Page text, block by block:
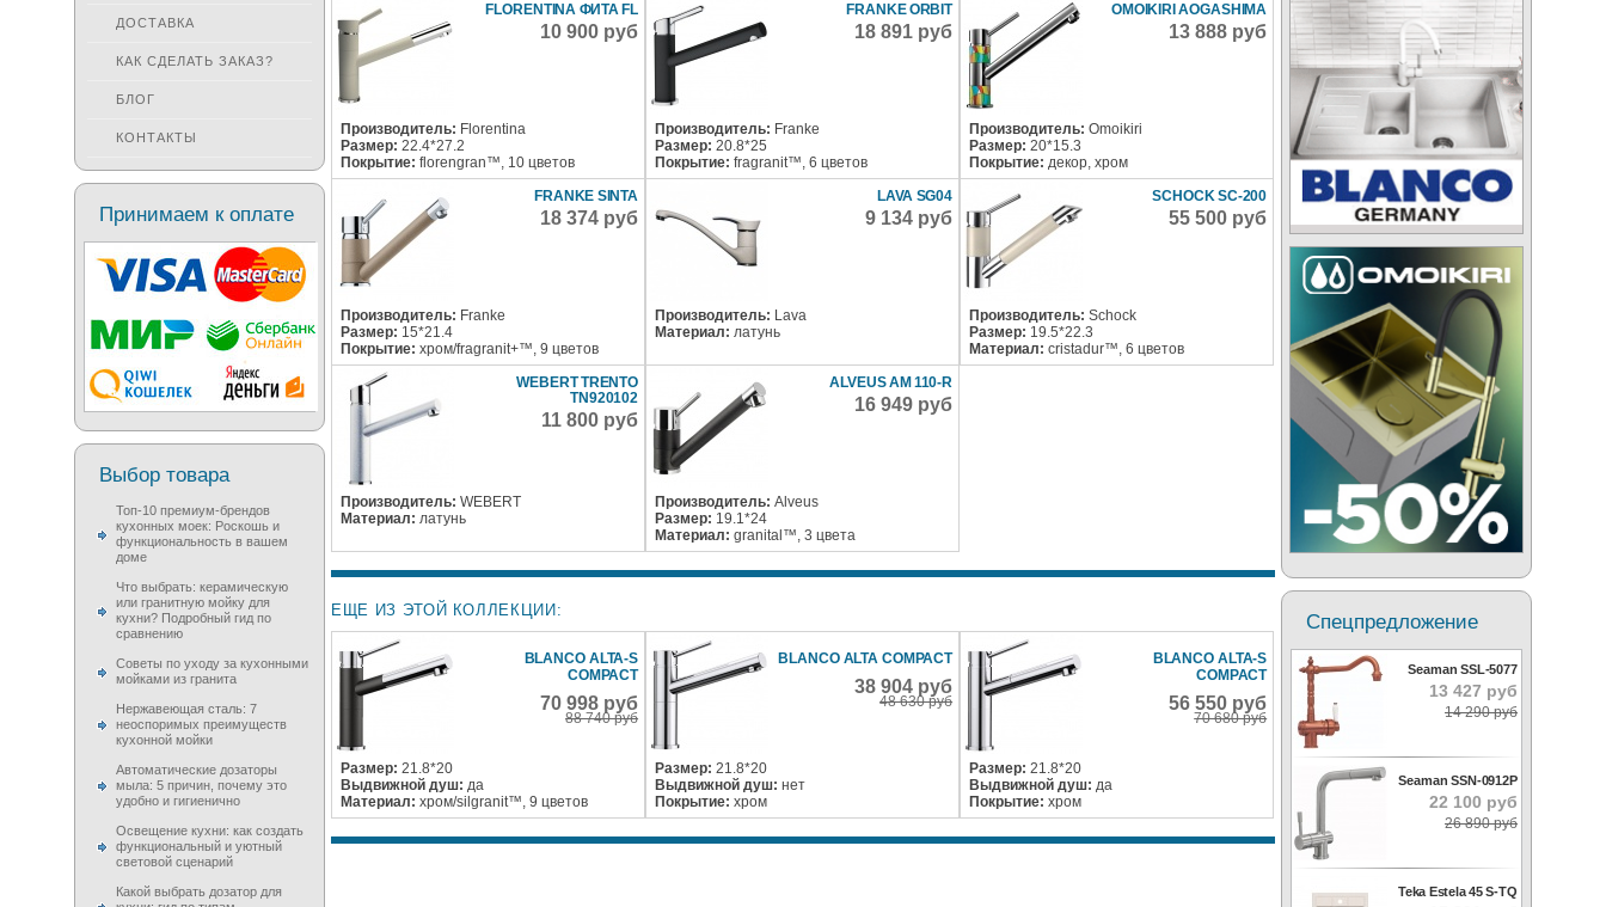
FLORENTINA ФИТА FL
10 900 руб
Производитель: Florentina
Размер: 22.4*27.2
Покрытие: florengran™, 10 цветов
FRANKE ORBIT
18 891 руб
Производитель: Franke
Размер: 20.8*25
Покрытие:fragranit™, 6 цветов
OMOIKIRI AOGASHIMA
13 888 руб
Производитель: Omoikiri
Размер: 20*15.3
Покрытие:декор, хром
FRANKE SINTA
18 374 руб
Производитель: Franke
Размер: 15*21.4
Покрытие: хром/fragranit+™, 9 цветов
LAVA SG04
9 134 руб
Производитель: Lava
Материал:латунь
SCHOCK SC-200
55 500 руб
Производитель: Schock
Размер: 19.5*22.3
Материал:cristadur™, 6 цветов
WEBERT TRENTO
TN920102
11 800 руб
Производитель: WEBERT
Материал: латунь
ALVEUS AM 110-R
16 949 руб
Производитель: Alveus
Размер: 19.1*24
Материал:granital™, 3 цвета
ЕЩЕ ИЗ ЭТОЙ КОЛЛЕКЦИИ:
BLANCO ALTA-S
COMPACT
70 998 руб
88 740 руб
Размер: 21.8*20
Выдвижной душ: да
Материал: хром/silgranit™, 9 цветов
BLANCO ALTA COMPACT
38 904 руб
48 630 руб
Размер: 21.8*20
Выдвижной душ:нет
Покрытие:хром
BLANCO ALTA-S
COMPACT
56 550 руб
70 680 руб
Размер: 21.8*20
Выдвижной душ:да
Покрытие:хром
ДОСТАВКА
КАК СДЕЛАТЬ ЗАКАЗ?
БЛОГ
КОНТАКТЫ
Принимаем к оплате
Выбор товара
Топ-10 премиум-брендов
кухонных моек: Роскошь и
функциональность в вашем
доме
Что выбрать: керамическую
или гранитную мойку для
кухни? Подробный гид по
сравнению
Советы по уходу за кухонными
мойками из гранита
Нержавеющая сталь: 7
неоспоримых преимуществ
кухонной мойки
Автоматические дозаторы
мыла: 5 причин, почему это
удобно и гигиенично
Освещение кухни: как создать
функциональный и уютный
световой сценарий
Какой выбрать дозатор для
Спецпредложение
Seaman SSL-5077
13 427 руб
14 290 руб
Seaman SSN-0912P
22 100 руб
26 890 руб
Teka Estela 45 S-TQ